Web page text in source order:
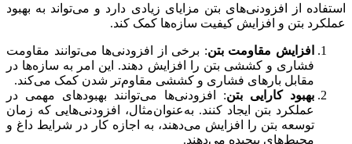
استفاده از افزودنی‌های بتن مزایای زیادی دارد و می‌تواند به بهبود
عملکرد بتن و افزایش کیفیت سازه‌ها کمک کند.
افزایش مقاومت بتن: برخی از افزودنی‌ها می‌توانند مقاومت
فشاری و کششی بتن را افزایش دهند. این امر به سازه‌ها در
مقابل بارهای فشاری و کششی مقاوم‌تر شدن کمک می‌کند.
بهبود کارایی بتن: افزودنی‌ها می‌توانند بهبود‌های مهمی در
عملکرد بتن ایجاد کنند. به‌عنوان‌مثال، افزودنی‌هایی که زمان
توسعه بتن را افزایش می‌دهند، به اجازه کار در شرایط داغ و
محیط‌های پیچیده می‌دهند.